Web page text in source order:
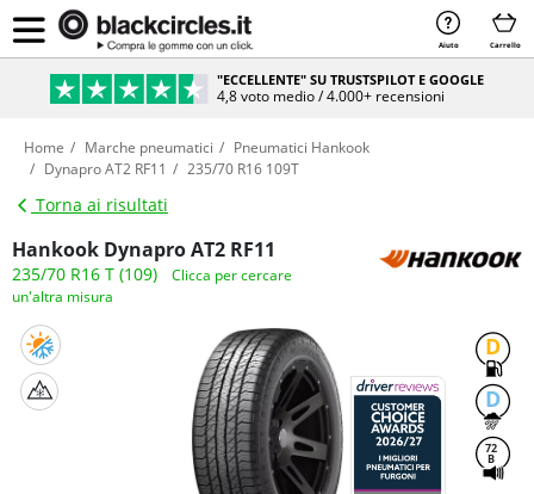
Aiuto Carrello
"ECCELLENTE" SU TRUSTSPILOT E GOOGLE
4,8 voto medio / 4.000+ recensioni
Home Marche pneumatici
Pneumatici Hankook
Dynapro AT2 RF11
235/70 R16 109T
Torna ai risultati
Hankook Dynapro AT2 RF11
235/70 R16 T (109)
Clicca per cercare
un'altra misura
D
D
72
B